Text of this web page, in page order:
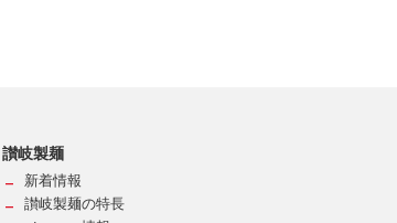
讃岐製麺
新着情報
讃岐製麺の特長